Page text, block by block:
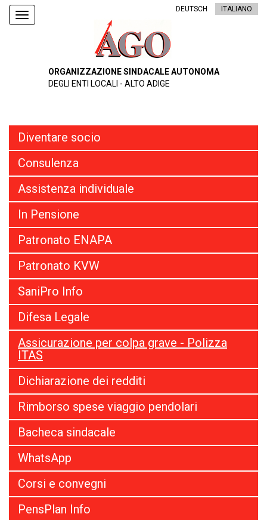
Toggle
DEUTSCH ITALIANO
ORGANIZZAZIONE SINDACALE AUTONOMA
DEGLI ENTI LOCALI - ALTO ADIGE
Diventare socio
Consulenza
Assistenza individuale
In Pensione
Patronato ENAPA
Patronato KVW
SaniPro Info
Difesa Legale
Assicurazione per colpa grave - Polizza
ITAS
Dichiarazione dei redditi
Rimborso spese viaggio pendolari
Bacheca sindacale
WhatsApp
Corsi e convegni
PensPlan Info